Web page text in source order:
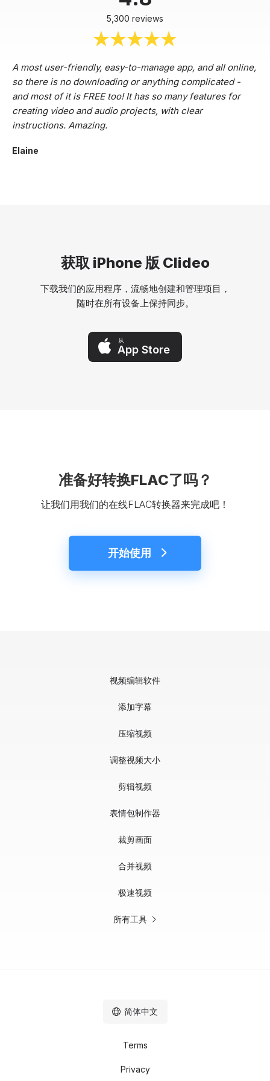
5,300 reviews
A most user-friendly, easy-to-manage app, and all online,
so there is no downloading or anything complicated -
and most of it is FREE too! It has so many features for
creating video and audio projects, with clear
instructions. Amazing.
Elaine
获取 iPhone 版 Clideo
下载我们的应用程序，流畅地创建和管理项目，
随时在所有设备上保持同步。
从
App Store
准备好转换FLAC了吗？
让我们用我们的在线FLAC转换器来完成吧！
开始使用
视频编辑软件
添加字幕
压缩视频
调整视频大小
剪辑视频
表情包制作器
裁剪画面
合并视频
极速视频
所有工具
Terms
Privacy
简体中文